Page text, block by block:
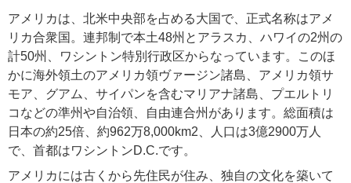
アメリカは、北米中央部を占める大国で、正式名称はアメ
リカ合衆国。連邦制で本土48州とアラスカ、ハワイの2州の
計50州、ワシントン特別行政区からなっています。このほ
かに海外領土のアメリカ領ヴァージン諸島、アメリカ領サ
モア、グアム、サイパンを含むマリアナ諸島、プエルトリ
コなどの準州や自治領、自由連合州があります。総面積は
日本の約25倍、約962万8,000km2、人口は3億2900万人
で、首都はワシントンD.C.です。
アメリカには古くから先住民が住み、独自の文化を築いて